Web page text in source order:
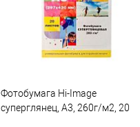
В избранное
В наличии
Фотобумага Hi-Image
суперглянец, А3, 260г/м2, 20